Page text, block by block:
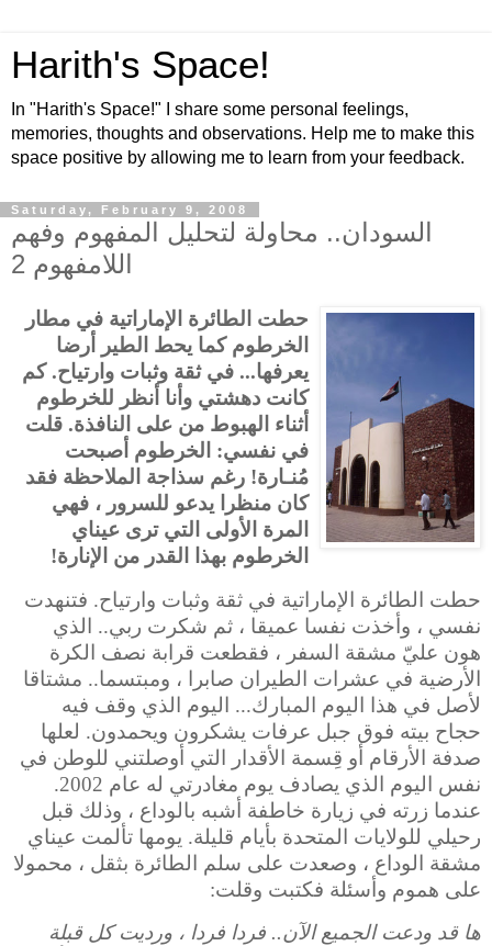
Harith's Space!
In "Harith's Space!" I share some personal feelings,
memories, thoughts and observations. Help me to make this
space positive by allowing me to learn from your feedback.
Saturday, February 9, 2008
السودان.. محاولة لتحليل المفهوم وفهم
اللامفهوم 2
حطت الطائرة الإماراتية في مطار
الخرطوم كما يحط الطير أرضا
يعرفها... في ثقة وثبات وارتياح. كم
كانت دهشتي وأنا أنظر للخرطوم
أثناء الهبوط من على النافذة. قلت
في نفسي: الخرطوم أصبحت
مُنـارة! رغم سذاجة الملاحظة فقد
كان منظرا يدعو للسرور ، فهي
المرة الأولى التي ترى عيناي
الخرطوم بهذا القدر من الإنارة!
حطت الطائرة الإماراتية في ثقة وثبات وارتياح. فتنهدت
نفسي ، وأخذت نفسا عميقا ، ثم شكرت ربي.. الذي
هون عليّ مشقة السفر ، فقطعت قرابة نصف الكرة
الأرضية في عشرات الطيران صابرا ، ومبتسما.. مشتاقا
لأصل في هذا اليوم المبارك... اليوم الذي وقف فيه
حجاح بيته فوق جبل عرفات يشكرون ويحمدون. لعلها
صدفة الأرقام أو قِسمة الأقدار التي أوصلتني للوطن في
نفس اليوم الذي يصادف يوم مغادرتي له عام 2002.
عندما زرته في زيارة خاطفة أشبه بالوداع ، وذلك قبل
رحيلي للولايات المتحدة بأيام قليلة. يومها تألمت عيناي
مشقة الوداع ، وصعدت على سلم الطائرة بثقل ، محمولا
على هموم وأسئلة فكتبت وقلت:
ها قد ودعت الجميع الآن.. فردا فردا ، ورديت كل قبلة